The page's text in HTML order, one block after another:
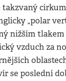
takzvaný
„polar
nižším
vzduch za
se poslední